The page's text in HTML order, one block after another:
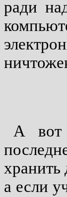
ради
А вот
хранить
а если